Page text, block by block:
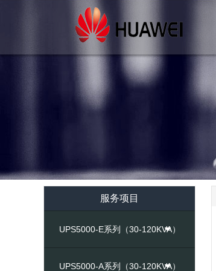
服务项目
UPS5000-E系列（30-120KVA）
UPS5000-A系列（30-120KVA）